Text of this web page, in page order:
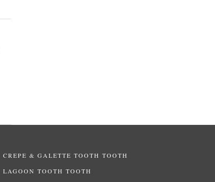
CREPE & GALETTE TOOTH TOOTH
LAGOON TOOTH TOOTH